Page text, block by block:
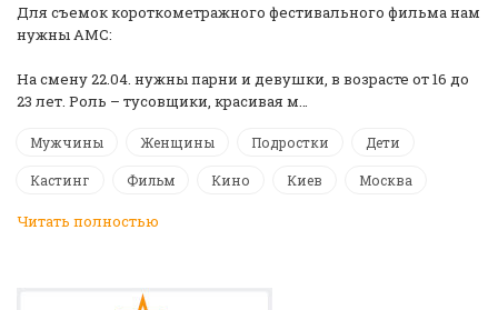
Для съемок короткометражного фестивального фильма нам
нужны АМС:
На смену 22.04. нужны парни и девушки, в возрасте от 16 до
23 лет. Роль – тусовщики, красивая м…
Мужчины Женщины Подростки Дети
Кастинг Фильм Кино Киев Москва
Читать полностью